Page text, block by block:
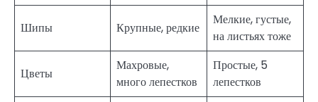
Шипы Крупные, редкие
Мелкие, густые,
на листьях тоже
Цветы
Махровые,
много лепестков
Простые, 5
лепестков